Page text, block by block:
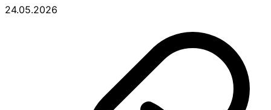
24.05.2026